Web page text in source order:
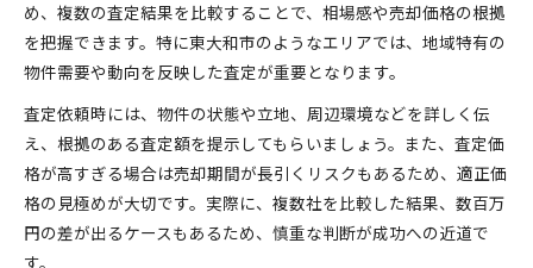
め、複数の査定結果を比較することで、相場感や売却価格の根拠
を把握できます。特に東大和市のようなエリアでは、地域特有の
物件需要や動向を反映した査定が重要となります。
査定依頼時には、物件の状態や立地、周辺環境などを詳しく伝
え、根拠のある査定額を提示してもらいましょう。また、査定価
格が高すぎる場合は売却期間が長引くリスクもあるため、適正価
格の見極めが大切です。実際に、複数社を比較した結果、数百万
円の差が出るケースもあるため、慎重な判断が成功への近道で
す。